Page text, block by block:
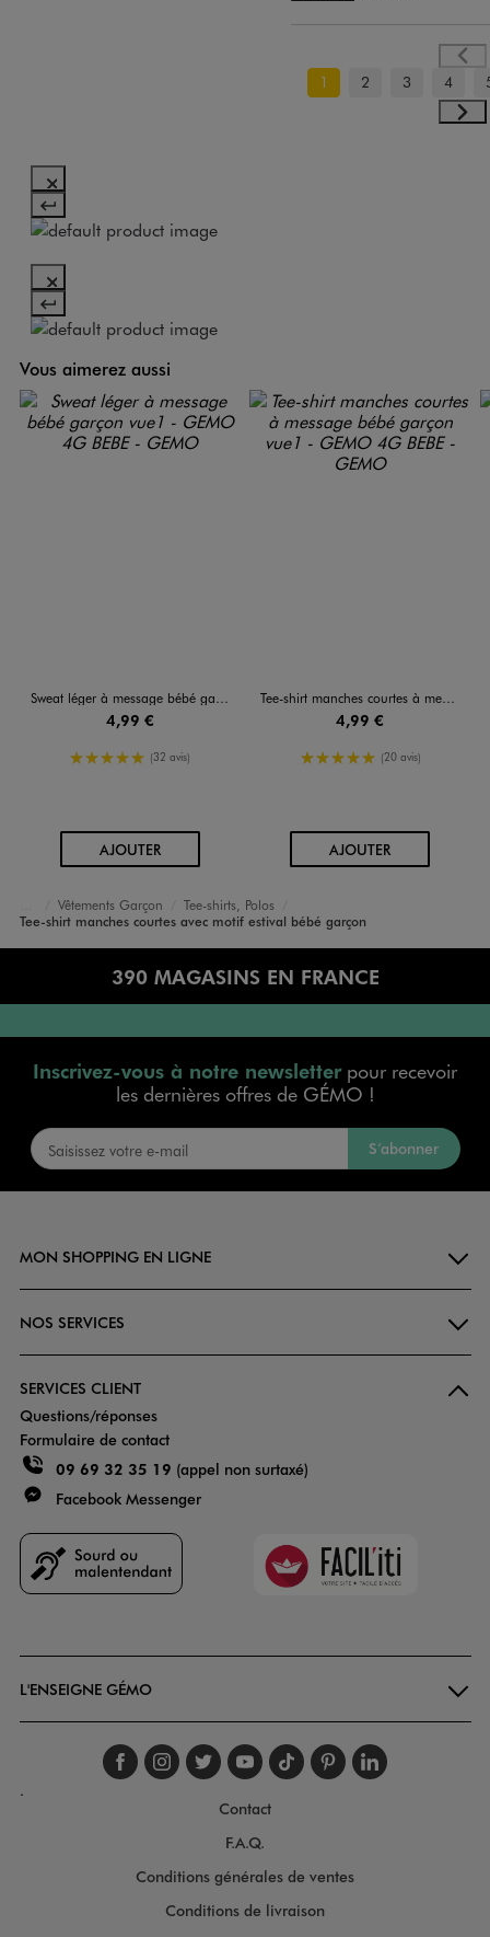
1 2 3 4
Vous aimerez aussi
Sweat léger à message bébé garçon
4,99 €
5/5 de moyenne
(32 avis)
AJOUTERAU PANIER
Tee-shirt manches courtes à message bébé garçon
4,99 €
5/5 de moyenne
(20 avis)
AJOUTERAU PANIER
Accueil
Bébé
Vêtements Garçon
Tee-shirts, Polos
Tee-shirt manches courtes avec motif estival bébé garçon
390 MAGASINS EN FRANCE
Inscrivez-vous à notre newsletterpour recevoir
les dernières offres de GÉMO !
S’abonner
MON SHOPPING EN LIGNE
NOS SERVICES
SERVICES CLIENT
Questions/réponses
Formulaire de contact
09 69 32 35 19 (appel non surtaxé)
Facebook Messenger
Faciliti
L'ENSEIGNE GÉMO
Suivez-nous sur
Suivez-nous sur
Suivez-nous sur
Suivez-nous
Suivez-nous
Suivez-
.
Contact
F.A.Q.
Conditions générales de ventes
Conditions de livraison